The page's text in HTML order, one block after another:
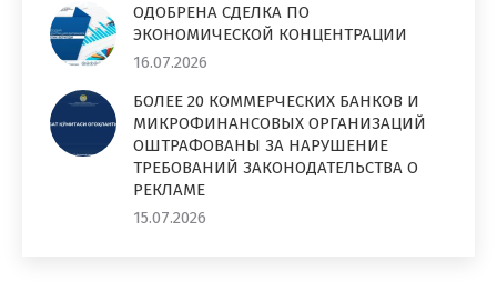
ОДОБРЕНА СДЕЛКА ПО
ЭКОНОМИЧЕСКОЙ КОНЦЕНТРАЦИИ
16.07.2026
БОЛЕЕ 20 КОММЕРЧЕСКИХ БАНКОВ И
МИКРОФИНАНСОВЫХ ОРГАНИЗАЦИЙ
ОШТРАФОВАНЫ ЗА НАРУШЕНИЕ
ТРЕБОВАНИЙ ЗАКОНОДАТЕЛЬСТВА О
РЕКЛАМЕ
15.07.2026